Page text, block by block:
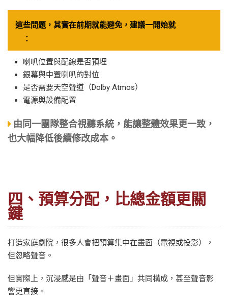
這些問題，其實在前期就能避免，建議一開始就同步規
：
喇叭位置與配線是否預埋
銀幕與中置喇叭的對位
是否需要天空聲道（Dolby Atmos）
電源與設備配置
由同一團隊整合視聽系統，能讓整體效果更一致，
也大幅降低後續修改成本。
四、預算分配，比總金額更關
鍵
打造家庭劇院，很多人會把預算集中在畫面（電視或投影），
但忽略聲音。
但實際上，沉浸感是由「聲音＋畫面」共同構成，甚至聲音影
響更直接。